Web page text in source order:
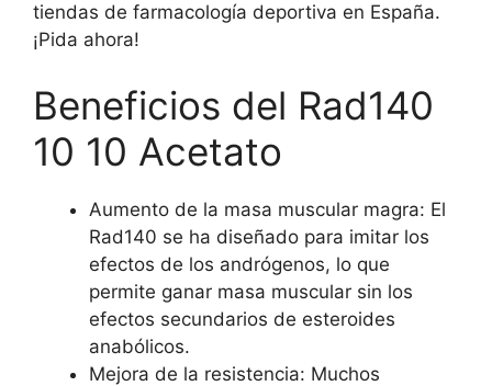
tiendas de farmacología deportiva en España.
¡Pida ahora!
Beneficios del Rad140
10 10 Acetato
Aumento de la masa muscular magra: El
Rad140 se ha diseñado para imitar los
efectos de los andrógenos, lo que
permite ganar masa muscular sin los
efectos secundarios de esteroides
anabólicos.
Mejora de la resistencia: Muchos